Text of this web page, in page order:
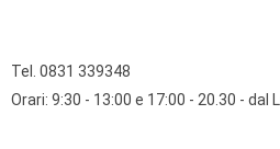
Tel. 0831 339348
Orari: 9:30 - 13:00 e 17:00 - 20.30 - dal